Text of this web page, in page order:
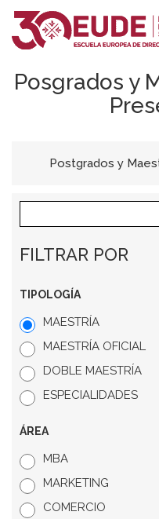
Posgrados y
Postgrados y
FILTRAR POR
TIPOLOGÍA
MAESTRÍA
MAESTRÍA OFICIAL
DOBLE MAESTRÍA
ESPECIALIDADES
ÁREA
MBA
MARKETING
COMERCIO